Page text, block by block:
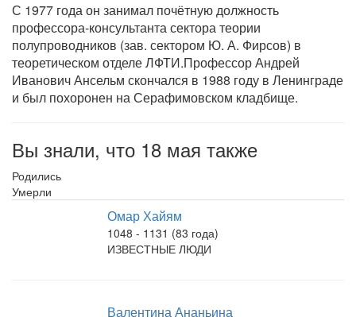
С 1977 года он занимал почётную должность
профессора-консультанта сектора теории
полупроводников (зав. сектором Ю. А. Фирсов) в
теоретическом отделе ЛФТИ.Профессор Андрей
Иванович Ансельм скончался в 1988 году в Ленинграде
и был похоронен на Серафимовском кладбище.
Вы знали, что 18 мая также
Родились
Умерли
Омар Хайям
1048 - 1131 (83 года)
ИЗВЕСТНЫЕ ЛЮДИ
Валентина Ананьина